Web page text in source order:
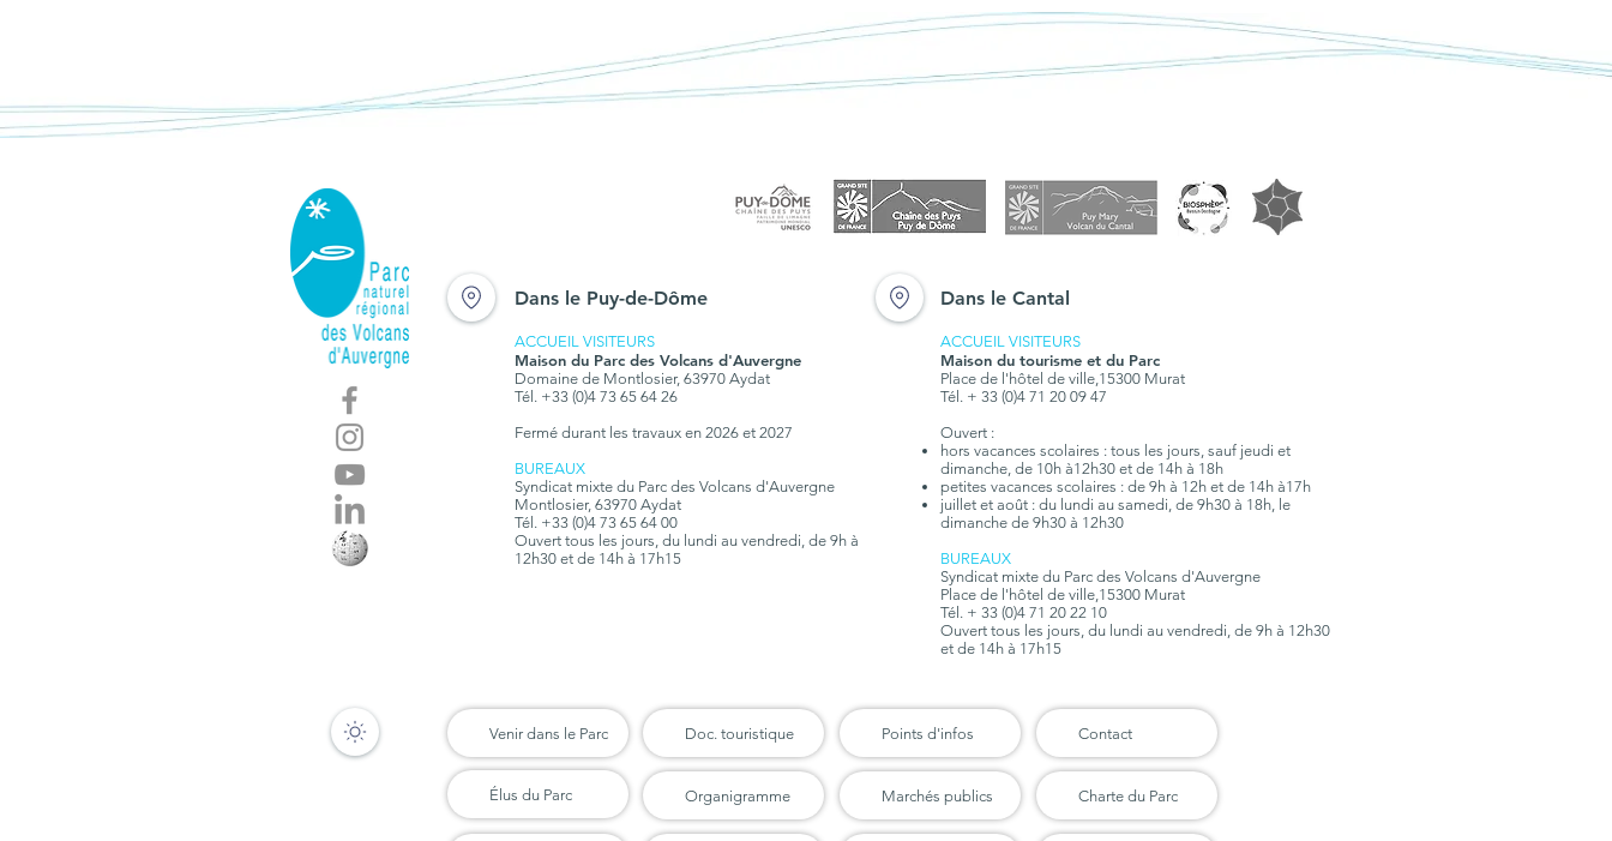
Dans le Puy-de-Dôme
ACCUEIL VISITEURS
Maison du Parc des Volcans d'Auvergne
Domaine de Montlosier, 63970 Aydat
Tél. +33 (0)4 73 65 64 26
Fermé durant les travaux en 2026 et 2027
BUREAUX
Syndicat mixte du Parc des Volcans d'Auvergne
Montlosier, 63970 Aydat
Tél. +33 (0)4 73 65 64 00
Ouvert tous les jours, du lundi au vendredi, de 9h à
12h30 et de 14h à 17h15
Dans le Cantal
ACCUEIL VISITEURS
Maison du tourisme et du Parc
Place de l'hôtel de ville,15300 Murat
Tél. + 33 (0)4 71 20 09 47
Ouvert :
hors vacances scolaires : tous les jours, sauf jeudi et
dimanche, de 10h à12h30 et de 14h à 18h
petites vacances scolaires : de 9h à 12h et de 14h à17h
juillet et août : du lundi au samedi, de 9h30 à 18h, le
dimanche de 9h30 à 12h30
BUREAUX
Syndicat mixte du Parc des Volcans d'Auvergne
Place de l'hôtel de ville,15300 Murat
Tél. + 33 (0)4 71 20 22 10
Ouvert tous les jours, du lundi au vendredi, de 9h à 12h30
et de 14h à 17h15
Venir dans le Parc Doc. touristique Points d'infos Contact
Élus du Parc Organigramme Marchés publics Charte du Parc